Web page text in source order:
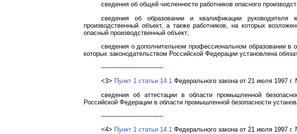
сведения об общей численности работников опасного
сведения об образовании и квалификации руководителя
производственный объект, а также работников, на которых
опасный производственный объект;
сведения о дополнительном профессиональном образовании в
которых законодательством Российской Федерации установлена
--------------------------------
<3> Пункт 1 статьи 14.1 Федерального закона от 21 июля 1997
сведения об аттестации в области промышленной
Российской Федерации в области промышленной безопасности
--------------------------------
<4> Пункт 1 статьи 14.1 Федерального закона от 21 июля 1997